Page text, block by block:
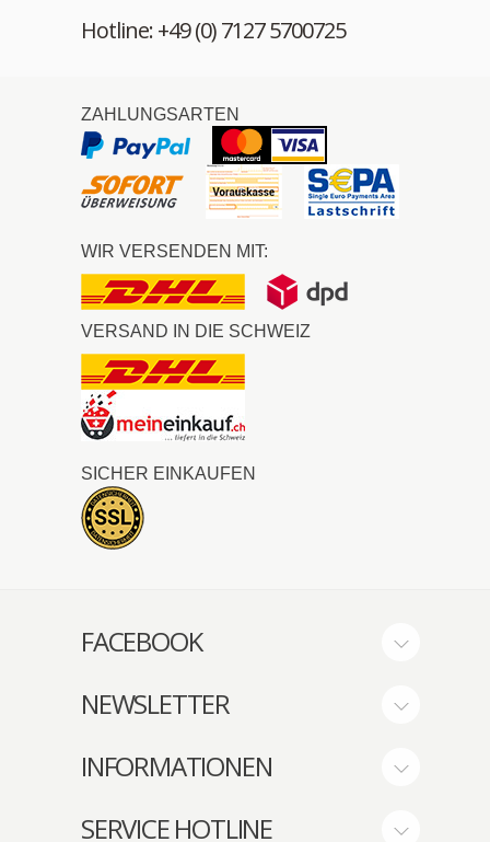
Hotline: +49 (0) 7127 5700725
ZAHLUNGSARTEN
WIR VERSENDEN MIT:
VERSAND IN DIE SCHWEIZ
SICHER EINKAUFEN
FACEBOOK
NEWSLETTER
INFORMATIONEN
SERVICE HOTLINE